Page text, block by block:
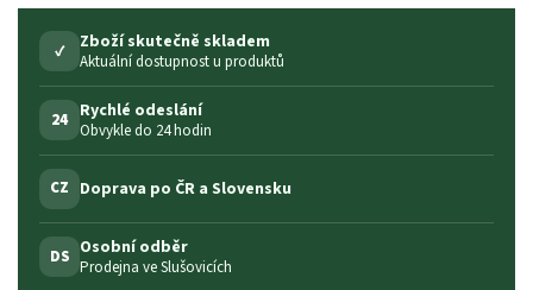
✓ Zboží skutečně skladem
Aktuální dostupnost u produktů
24 Rychlé odeslání
Obvykle do 24 hodin
CZ Doprava po ČR a Slovensku
DS Osobní odběr
Prodejna ve Slušovicích